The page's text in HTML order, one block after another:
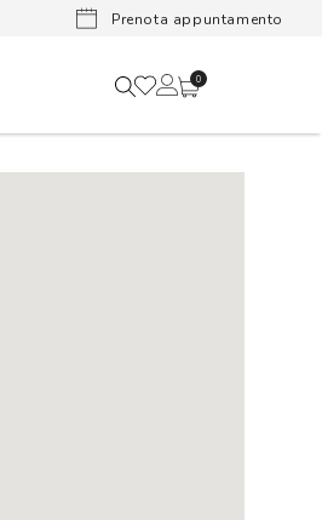
Lenti a
Prenota appuntamento
0